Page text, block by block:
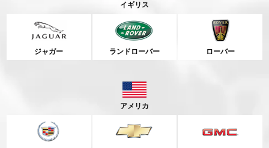
イギリス
ジャガー ランドローバー ローバー
アメリカ